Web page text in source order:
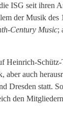
ISG seit ihren
der Musik des
Century Music;
auch
Dresden statt.
den